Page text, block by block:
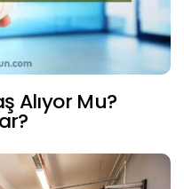
Alıyor Mu?